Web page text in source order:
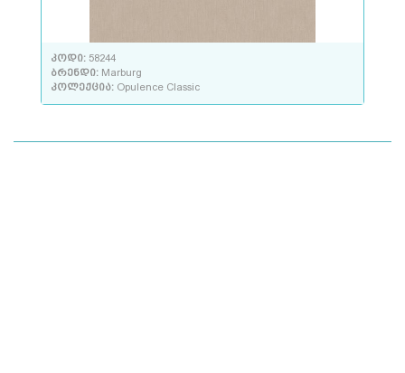
კოდი: 58244
ბრენდი: Marburg
კოლექცია: Opulence Classic